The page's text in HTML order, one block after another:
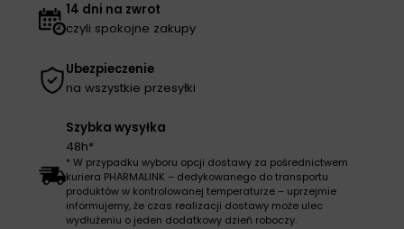
14 dni na zwrot
czyli spokojne zakupy
Ubezpieczenie
na wszystkie przesyłki
Szybka wysyłka
48h*
* W przypadku wyboru opcji dostawy za pośrednictwem
kuriera PHARMALINK – dedykowanego do transportu
produktów w kontrolowanej temperaturze – uprzejmie
informujemy, że czas realizacji dostawy może ulec
wydłużeniu o jeden dodatkowy dzień roboczy.